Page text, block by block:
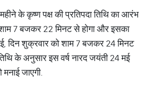
के कृष्ण पक्ष की प्रतिपदा तिथि का आरंभ
7 बजकर 22 मिनट से होगा और इसका
दिन शुक्रवार को शाम 7 बजकर 24 मिनट
के अनुसार इस वर्ष नारद जयंती 24 मई
जाएगी.